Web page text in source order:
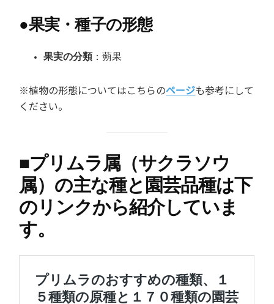
●果実・種子の形態
果実の分類 ：蒴果
※植物の形態についてはこちらのページも参考にして
ください。
■プリムラ属（サクラソウ
属）の主な種と園芸品種は下
のリンクから紹介していま
す。